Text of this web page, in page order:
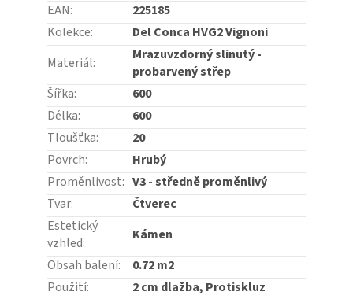
EAN:
225185
Kolekce:
Del Conca HVG2 Vignoni
Materiál:
Mrazuvzdorný slinutý -
probarvený střep
Šířka:
600
Délka:
600
Tloušťka:
20
Povrch:
Hrubý
Proměnlivost: V3 - středně proměnlivý
Tvar:
Čtverec
Estetický
vzhled:
Kámen
Obsah balení:
0.72 m2
Použití:
2 cm dlažba, Protiskluz